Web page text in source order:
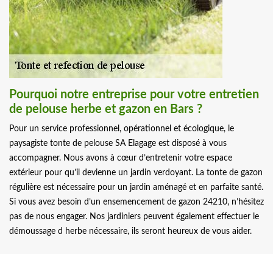
Pourquoi notre entreprise pour votre entretien
de pelouse herbe et gazon en Bars ?
Pour un service professionnel, opérationnel et écologique, le
paysagiste tonte de pelouse SA Elagage est disposé à vous
accompagner. Nous avons à cœur d’entretenir votre espace
extérieur pour qu’il devienne un jardin verdoyant. La tonte de gazon
régulière est nécessaire pour un jardin aménagé et en parfaite santé.
Si vous avez besoin d’un ensemencement de gazon 24210, n’hésitez
pas de nous engager. Nos jardiniers peuvent également effectuer le
démoussage d herbe nécessaire, ils seront heureux de vous aider.